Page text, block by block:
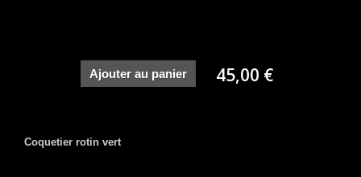
Ajouter au panier 45,00 €
Coquetier rotin vert